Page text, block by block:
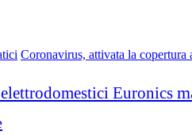
Coronavirus, attivata la copertura
elettrodomestici Euronics